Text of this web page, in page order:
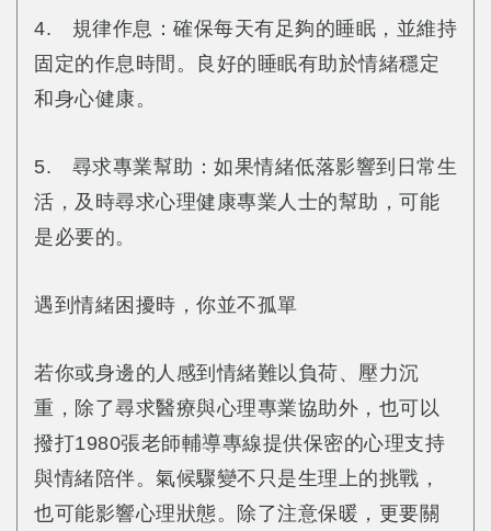
4. 規律作息：確保每天有足夠的睡眠，並維持
固定的作息時間。良好的睡眠有助於情緒穩定
和身心健康。
5. 尋求專業幫助：如果情緒低落影響到日常生
活，及時尋求心理健康專業人士的幫助，可能
是必要的。
遇到情緒困擾時，你並不孤單
若你或身邊的人感到情緒難以負荷、壓力沉
重，除了尋求醫療與心理專業協助外，也可以
撥打1980張老師輔導專線提供保密的心理支持
與情緒陪伴。氣候驟變不只是生理上的挑戰，
也可能影響心理狀態。除了注意保暖，更要關